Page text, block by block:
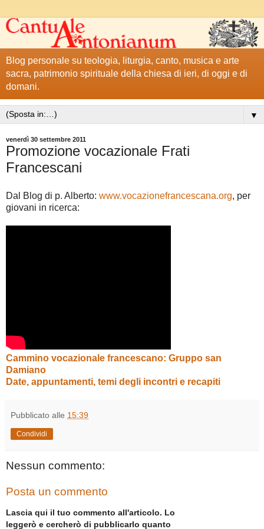
Blog personale su teologia, liturgia, canto, musica e arte
sacra, patrimonio spirituale della chiesa di ieri, di oggi e di
domani.
▼
venerdì 30 settembre 2011
Promozione vocazionale Frati
Francescani
Dal Blog di p. Alberto: www.vocazionefrancescana.org, per
giovani in ricerca:
Cammino vocazionale francescano: Gruppo san
Damiano
Date, appuntamenti, temi degli incontri e recapiti
Pubblicato alle 15:39
Condividi
Nessun commento:
Posta un commento
Lascia qui il tuo commento all'articolo. Lo
leggerò e cercherò di pubblicarlo quanto